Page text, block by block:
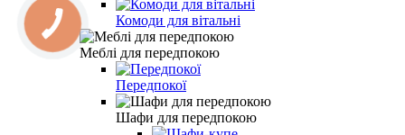
Комоди для вітальні
Меблі для передпокою
Передпокої
Шафи для передпокою
КНОПКА
ЗВ'ЯЗКУ